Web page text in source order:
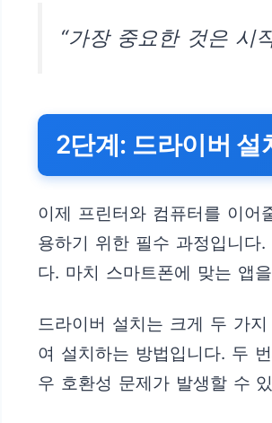
“가장 중요한 것은 시
2단계: 드라이버 설
이제 프린터와 컴퓨터를 이어
용하기 위한 필수 과정입니다
다. 마치 스마트폰에 맞는 앱
드라이버 설치는 크게 두 가
여 설치하는 방법입니다. 두
우 호환성 문제가 발생할 수